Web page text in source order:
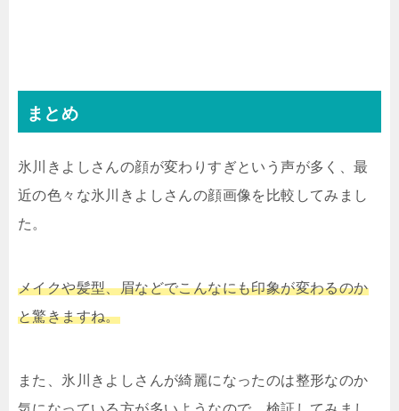
まとめ
氷川きよしさんの顔が変わりすぎという声が多く、最
近の色々な氷川きよしさんの顔画像を比較してみまし
た。
メイクや髪型、眉などでこんなにも印象が変わるのか
と驚きますね。
また、氷川きよしさんが綺麗になったのは整形なのか